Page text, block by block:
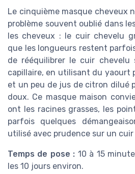
Le cinquième masque cheveux
problème souvent oublié dans
les cheveux : le cuir chevelu
que les longueurs restent
de rééquilibrer le cuir chevelu
capillaire, en utilisant du yaourt
et un peu de jus de citron dilué
doux. Ce masque maison
ont les racines grasses, les
parfois quelques
utilisé avec prudence sur un
Temps de pose : 10 à 15
les 10 jours environ.